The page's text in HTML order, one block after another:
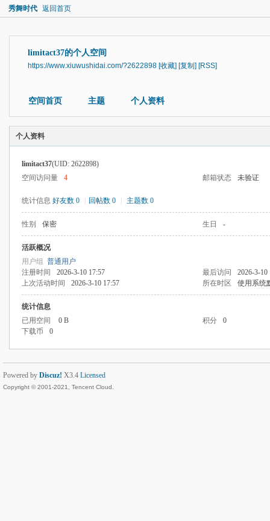
秀舞时代 返回首页
limitact37的个人空间
https://www.xiuwushidai.com/?2622898 [收藏] [复制] [RSS]
空间首页 主题 个人资料
个人资料
limitact37(UID: 2622898)
空间访问量
4 邮箱状态 未验证
统计信息 好友数 0 回帖数 0 主题数 0
性别 保密 生日 -
活跃概况
用户组 普通用户
注册时间
2026-3-10 17:57 最后访问
2026-3-10
上次活动时间
2026-3-10 17:57 所在时区 使用系统
统计信息
已用空间
0 B 积分
0
下载币
0
Powered by Discuz! X3.4 Licensed
Copyright © 2001-2021, Tencent Cloud.